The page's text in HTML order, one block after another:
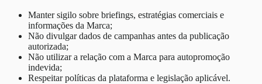
Manter sigilo sobre briefings, estratégias comerciais e
informações da Marca;
Não divulgar dados de campanhas antes da publicação
autorizada;
Não utilizar a relação com a Marca para autopromoção
indevida;
Respeitar políticas da plataforma e legislação aplicável.